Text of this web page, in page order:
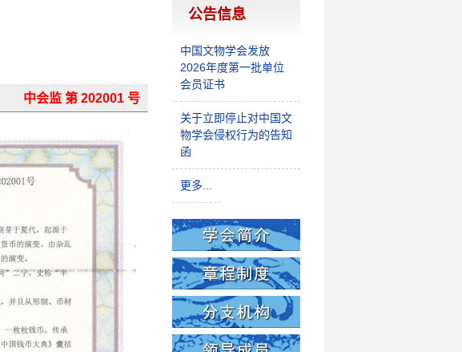
中会监 第 202001 号
公告信息
中国文物学会发放
2026年度第一批单位
会员证书
关于立即停止对中国文
物学会侵权行为的告知
函
更多...